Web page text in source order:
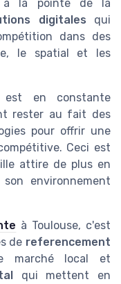
à la pointe de la
digitales qui
dans des
le spatial et les
est en constante
rester au fait des
pour offrir une
Ceci est
attire de plus en
environnement
à Toulouse, c'est
de referencement
marché local et
qui mettent en